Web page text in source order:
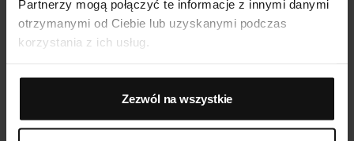
Partnerzy mogą połączyć te informacje z innymi danymi
otrzymanymi od Ciebie lub uzyskanymi podczas
korzystania z ich usług.
Zezwól na wszystkie
Nie przejmuj się drogimi dostawami. U nas wysyłka jest
zawsze darmowa!